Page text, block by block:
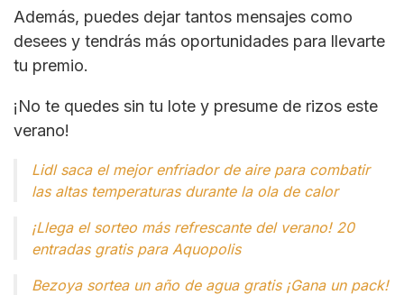
Además, puedes dejar tantos mensajes como
desees y tendrás más oportunidades para llevarte
tu premio.
¡No te quedes sin tu lote y presume de rizos este
verano!
Lidl saca el mejor enfriador de aire para combatir
las altas temperaturas durante la ola de calor
¡Llega el sorteo más refrescante del verano! 20
entradas gratis para Aquopolis
Bezoya sortea un año de agua gratis ¡Gana un pack!